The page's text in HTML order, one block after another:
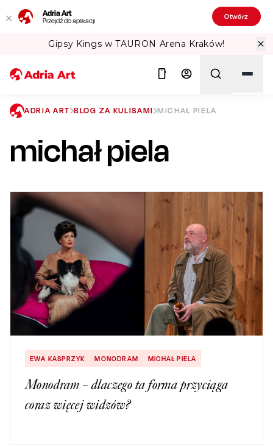
Adria Art
Przejdź do aplikacji Otwórz
Kraków! Sprawdź Teatralne
Szukaj
ADRIA ART BLOG ZA KULISAMI MICHAŁ PIELA
michał piela
EWA KASPRZYK MONODRAM MICHAŁ PIELA
Monodram – dlaczego ta forma przyciąga
coraz więcej widzów?